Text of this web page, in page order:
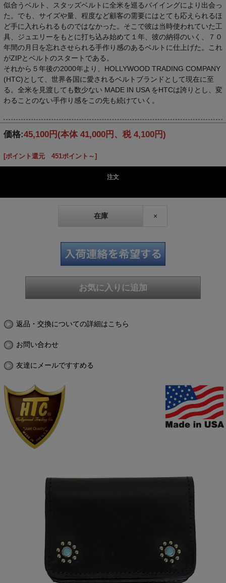
似合うベルト、スタッズベルトに全米を巡るバイイングにより出会っ
た。でも、サイズや量、程度など顧客の需要にはとても応えられるほ
ど手に入れられるものではなかった。そこで彼は当時使われていた工
具、ジュエリーをもとに打ち込み始めて１年、彼の納得のいく、７０
年間の月日を忘れさせられる手作り感のあるベルトに仕上げた。これ
がZIPとベルトのスタートである。
それから５年後の2000年より、HOLLYWOOD TRADING COMPANY
(HTC)として、世界各国に愛されるベルトブランドとして現在に至
る。全米を見渡しても数少ない MADE IN USA をHTCは誇りとし、変
わることのない手作り感をこの先も続けていく。
価格:45,100円 (本体 41,000円、税 4,100円)
[ポイント還元 451ポイント～]
注文
在庫 ×
返品・交換についての詳細はこちら
お問い合わせ
友達にメールですすめる